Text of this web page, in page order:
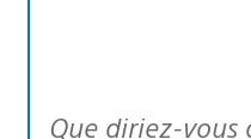
Que diriez-vous de créer des mods